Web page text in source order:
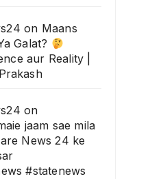
on Maans
Galat?
aur Reality |
on
jaam sae mila
News 24 ke
#statenews